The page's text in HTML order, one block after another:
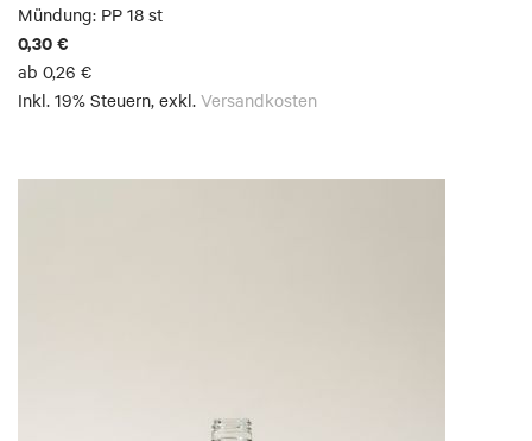
Mündung: PP 18 st
0,30 €
ab 0,26 €
Inkl. 19% Steuern, exkl. Versandkosten